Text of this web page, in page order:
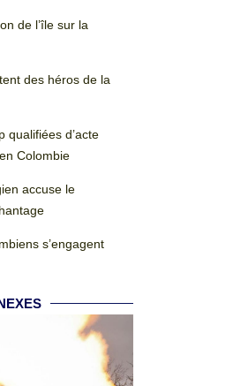
de l’île sur la
des héros de la
qualifiées d’acte
Colombie
accuse le
s’engagent